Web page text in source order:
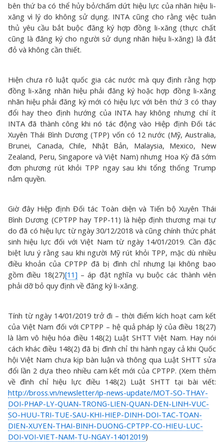
bên thứ ba có thể hủy bỏ/chấm dứt hiệu lực của nhãn hiệu li-
xăng vì lý do không sử dụng. INTA cũng cho rằng việc tuân
thủ yêu cầu bắt buộc đăng ký hợp đồng li-xăng (thực chất
cũng là đăng ký cho người sử dụng nhãn hiệu li-xăng) là đắt
đỏ và không cần thiết.
Hiện chưa rõ luật quốc gia các nước mà quy định rằng hợp
đồng li-xăng nhãn hiệu phải đăng ký hoặc hợp đồng li-xăng
nhãn hiệu phải đăng ký mới có hiệu lực với bên thứ 3 có thay
đổi hay theo định hướng của INTA hay không nhưng chí ít
INTA đã thành công khi nó tác động vào Hiệp định Đối tác
Xuyên Thái Bình Dương (TPP) vốn có 12 nước (Mỹ, Australia,
Brunei, Canada, Chile, Nhật Bản, Malaysia, Mexico, New
Zealand, Peru, Singapore và Việt Nam) nhưng Hoa Kỳ đã sớm
đơn phương rút khỏi TPP ngay sau khi tổng thống Trump
nắm quyền.
Giờ đây Hiệp định Đối tác Toàn diện và Tiến bộ Xuyên Thái
Bình Dương (CPTPP hay TPP-11) là hiệp định thương mại tự
do đã có hiệu lực từ ngày 30/12/2018 và cũng chính thức phát
sinh hiệu lực đối với Việt Nam từ ngày 14/01/2019. Cần đặc
biệt lưu ý rằng sau khi người Mỹ rút khỏi TPP, mặc dù nhiều
điều khoản của CPTPP đã bị đình chỉ nhưng lại không bao
gồm điều 18(27)[11] – áp đặt nghĩa vụ buộc các thành viên
phải dỡ bỏ quy định về đăng ký li-xăng.
Tính từ ngày 14/01/2019 trở đi – thời điểm kích hoạt cam kết
của Việt Nam đối với CPTPP – hệ quả pháp lý của điều 18(27)
là làm vô hiệu hóa điều 148(2) Luật SHTT Việt Nam. Hay nói
cách khác điều 148(2) đã bị đình chỉ thi hành ngay cả khi Quốc
hội Việt Nam chưa kịp bàn luận và thông qua Luật SHTT sửa
đổi lần 2 dựa theo nhiều cam kết mới của CPTPP. (Xem thêm
về đình chỉ hiệu lực điều 148(2) Luật SHTT tại bài viết:
http://bross.vn/newsletter/ip-news-update/MOT-SO-THAY-
DOI-PHAP-LY-QUAN-TRONG-LIEN-QUAN-DEN-LINH-VUC-
SO-HUU-TRI-TUE-SAU-KHI-HIEP-DINH-DOI-TAC-TOAN-
DIEN-XUYEN-THAI-BINH-DUONG-CPTPP-CO-HIEU-LUC-
DOI-VOI-VIET-NAM-TU-NGAY-14012019)